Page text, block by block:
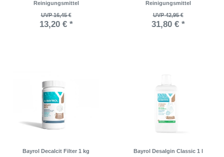
Reinigungsmittel
UVP 16,45 €
13,20 € *
Reinigungsmittel
UVP 42,95 €
31,80 € *
Bayrol Decalcit Filter 1 kg Bayrol Desalgin Classic 1 l